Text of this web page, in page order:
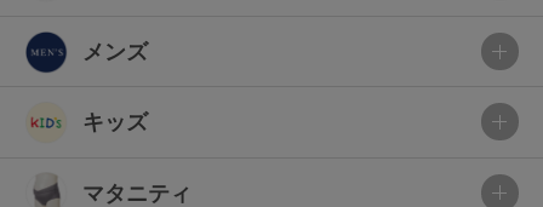
メンズ
キッズ
マタニティ